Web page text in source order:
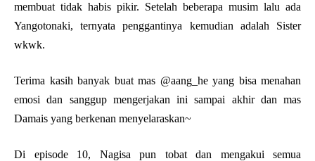
membuat tidak habis pikir. Setelah beberapa musim lalu ada
Yangotonaki, ternyata penggantinya kemudian adalah Sister
wkwk.
Terima kasih banyak buat mas @aang_he yang bisa menahan
emosi dan sanggup mengerjakan ini sampai akhir dan mas
Damais yang berkenan menyelaraskan~
Di episode 10, Nagisa pun tobat dan mengakui semua